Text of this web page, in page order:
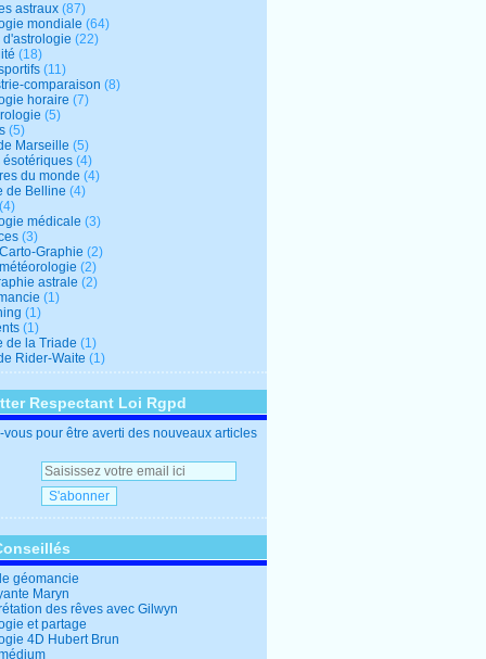
astraux (87)
mondiale (64)
d'astrologie (22)
(18)
(11)
comparaison (8)
horaire (7)
(5)
(5)
Marseille (5)
ésotériques (4)
du monde (4)
de Belline (4)
médicale (3)
(3)
Graphie (2)
(2)
astrale (2)
(1)
(1)
(1)
de la Triade (1)
Rider-Waite (1)
Respectant Loi Rgpd
vous pour être averti des nouveaux articles
géomancie
Maryn
des rêves avec Gilwyn
et partage
4D Hubert Brun